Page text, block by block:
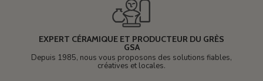
EXPERT CÉRAMIQUE ET PRODUCTEUR DU GRÈS
GSA
Depuis 1985, nous vous proposons des solutions fiables,
créatives et locales.